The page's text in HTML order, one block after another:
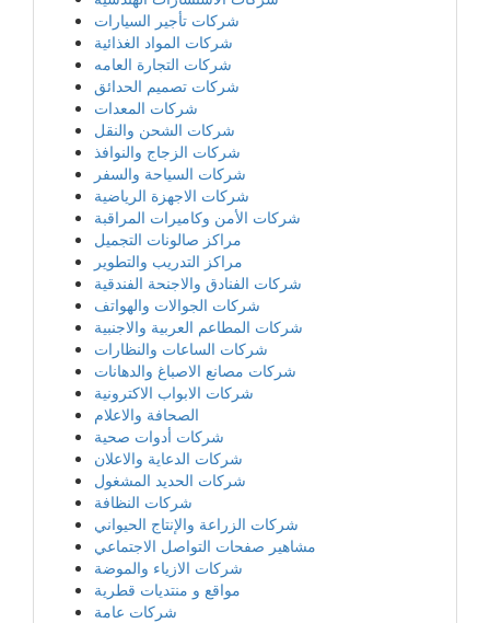
شركات تأجير السيارات
شركات المواد الغذائية
شركات التجارة العامه
شركات تصميم الحدائق
شركات المعدات
شركات الشحن والنقل
شركات الزجاج والنوافذ
شركات السياحة والسفر
شركات الاجهزة الرياضية
شركات الأمن وكاميرات المراقبة
مراكز صالونات التجميل
مراكز التدريب والتطوير
شركات الفنادق والاجنحة الفندقية
شركات الجوالات والهواتف
شركات المطاعم العربية والاجنبية
شركات الساعات والنظارات
شركات مصانع الاصباغ والدهانات
شركات الابواب الاكترونية
الصحافة والاعلام
شركات أدوات صحية
شركات الدعاية والاعلان
شركات الحديد المشغول
شركات النظافة
شركات الزراعة والإنتاج الحيواني
مشاهير صفحات التواصل الاجتماعي
شركات الازياء والموضة
مواقع و منتديات قطرية
شركات عامة